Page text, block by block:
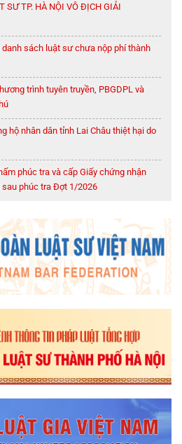
SƯ TP. HÀ NỘI VÔ ĐỊCH GIẢI
sách luật sư chưa nộp phí thành
trình tuyên truyền, PBGDPL và
hộ nhân dân tỉnh Lai Châu thiệt hại do
phúc tra và cấp Giấy chứng nhận
phúc tra Đợt 1/2026